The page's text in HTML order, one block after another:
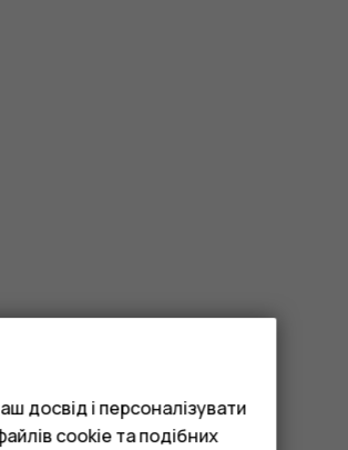
досвід і персоналізувати
cookie та подібних